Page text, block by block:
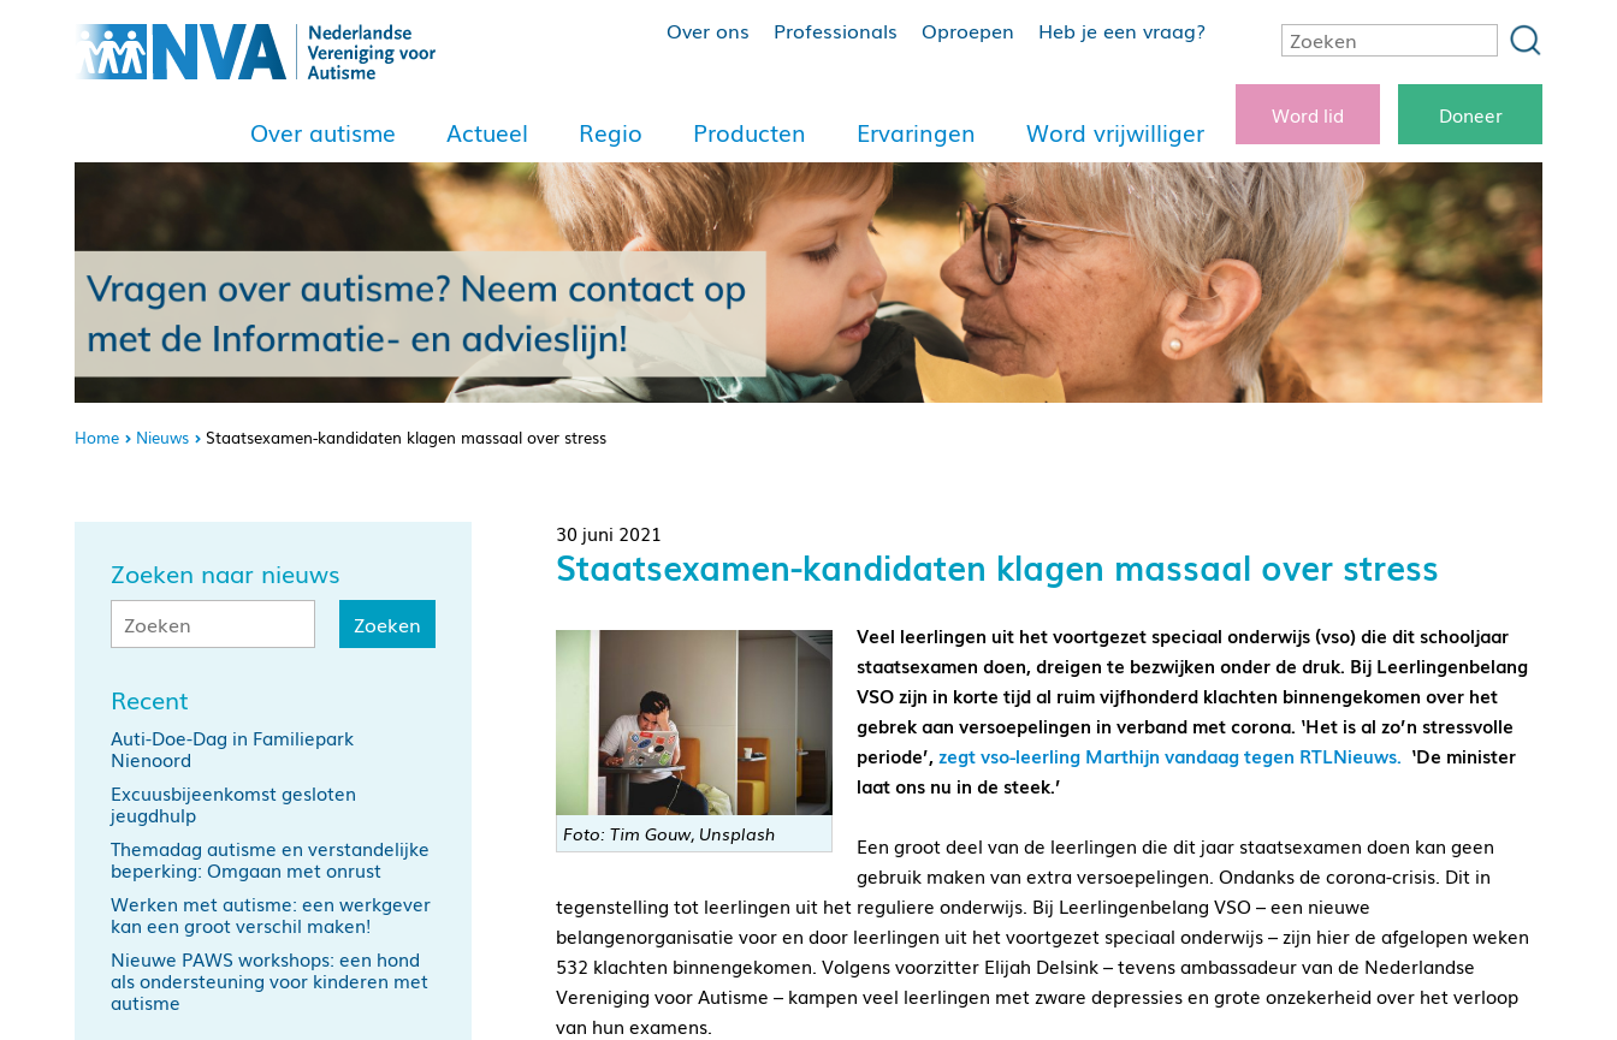
Over ons Professionals Oproepen Heb je een vraag?
Over autisme Actueel Regio Producten Ervaringen Word vrijwilliger
Word lid Doneer
Home Nieuws Staatsexamen-kandidaten klagen massaal over stress
Zoeken naar nieuws
Recent
Auti-Doe-Dag in Familiepark
Nienoord
Excuusbijeenkomst gesloten
jeugdhulp
Themadag autisme en verstandelijke
beperking: Omgaan met onrust
Werken met autisme: een werkgever
kan een groot verschil maken!
Nieuwe PAWS workshops: een hond
als ondersteuning voor kinderen met
autisme
30 juni 2021
Staatsexamen-kandidaten klagen massaal over stress
Foto: Tim Gouw, Unsplash
Veel leerlingen uit het voortgezet speciaal onderwijs (vso) die dit schooljaar
staatsexamen doen, dreigen te bezwijken onder de druk. Bij Leerlingenbelang
VSO zijn in korte tijd al ruim vijfhonderd klachten binnengekomen over het
gebrek aan versoepelingen in verband met corona. ‘Het is al zo’n stressvolle
periode’, zegt vso-leerling Marthijn vandaag tegen RTLNieuws. ‘De minister
laat ons nu in de steek.’
Een groot deel van de leerlingen die dit jaar staatsexamen doen kan geen
gebruik maken van extra versoepelingen. Ondanks de corona-crisis. Dit in
tegenstelling tot leerlingen uit het reguliere onderwijs. Bij Leerlingenbelang VSO – een nieuwe
belangenorganisatie voor en door leerlingen uit het voortgezet speciaal onderwijs – zijn hier de afgelopen weken
532 klachten binnengekomen. Volgens voorzitter Elijah Delsink – tevens ambassadeur van de Nederlandse
Vereniging voor Autisme – kampen veel leerlingen met zware depressies en grote onzekerheid over het verloop
van hun examens.